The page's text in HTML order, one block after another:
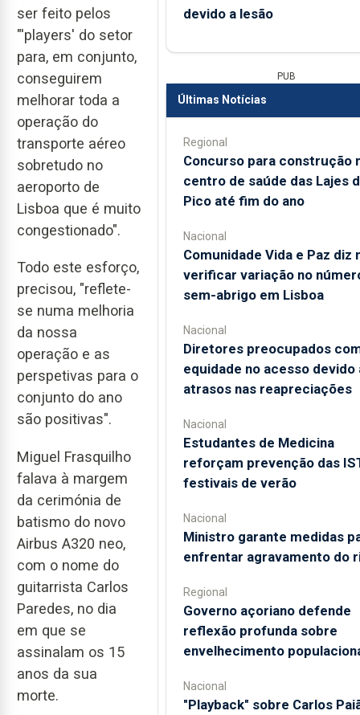
ser feito pelos
"'players' do setor
para, em conjunto,
conseguirem
melhorar toda a
operação do
transporte aéreo
sobretudo no
aeroporto de
Lisboa que é muito
congestionado".
Todo este esforço,
precisou, "reflete-
se numa melhoria
da nossa
operação e as
perspetivas para o
conjunto do ano
são positivas".
Miguel Frasquilho
falava à margem
da cerimónia de
batismo do novo
Airbus A320 neo,
com o nome do
guitarrista Carlos
Paredes, no dia
em que se
assinalam os 15
anos da sua
morte.
devido a lesão
PUB
Últimas Notícias
Regional
Concurso para construção
centro de saúde das Lajes
Pico até fim do ano
Nacional
Comunidade Vida e Paz diz
verificar variação no
sem-abrigo em Lisboa
Nacional
Diretores preocupados
equidade no acesso devido
atrasos nas reapreciações
Nacional
Estudantes de Medicina
reforçam prevenção das
festivais de verão
Nacional
Ministro garante medidas
enfrentar agravamento do
Regional
Governo açoriano defende
reflexão profunda sobre
envelhecimento
Nacional
"Playback" sobre Carlos